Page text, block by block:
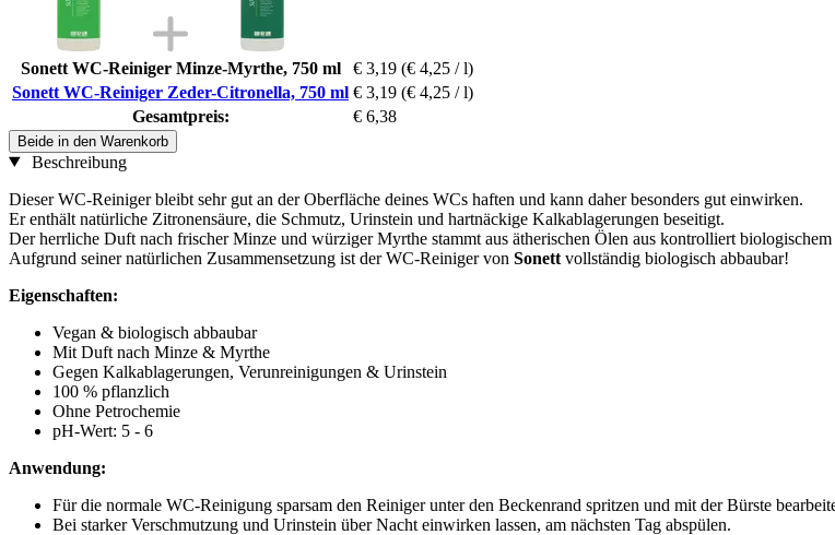
Sonett WC-Reiniger Minze-Myrthe, 750 ml € 3,19 (€ 4,25 / l)
Sonett WC-Reiniger Zeder-Citronella, 750 ml € 3,19 (€ 4,25 / l)
Gesamtpreis:
€ 6,38
Beide in den Warenkorb
Beschreibung
Dieser WC-Reiniger bleibt sehr gut an der Oberfläche deines WCs haften und kann daher besonders gut einwirken.
Er enthält natürliche Zitronensäure, die Schmutz, Urinstein und hartnäckige Kalkablagerungen beseitigt.
Der herrliche Duft nach frischer Minze und würziger Myrthe stammt aus ätherischen Ölen aus kontrolliert
Aufgrund seiner natürlichen Zusammensetzung ist der WC-Reiniger von Sonett vollständig biologisch abbaubar!
Eigenschaften:
Vegan & biologisch abbaubar
Mit Duft nach Minze & Myrthe
Gegen Kalkablagerungen, Verunreinigungen & Urinstein
100 % pflanzlich
Ohne Petrochemie
pH-Wert: 5 - 6
Anwendung:
Für die normale WC-Reinigung sparsam den Reiniger unter den Beckenrand spritzen und mit der Bürste
Bei starker Verschmutzung und Urinstein über Nacht einwirken lassen, am nächsten Tag abspülen.